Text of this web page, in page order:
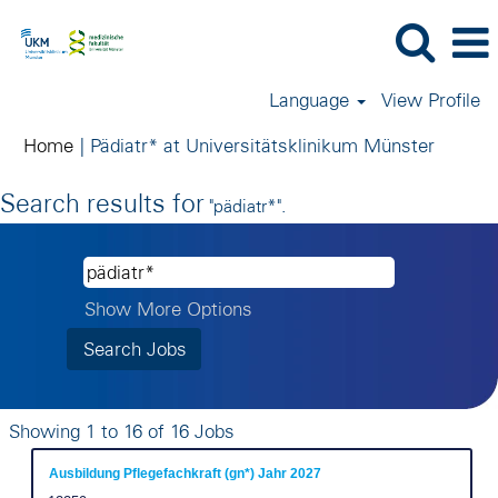
Language
View Profile
Home | Pädiatr* at Universitätsklinikum Münster(current
Search results for "pädiatr*".
Show More Options
Showing 1 to 16 of 16 Jobs
results
for
Title
Ausbildung Pflegefachkraft (gn*) Jahr 2027
Select